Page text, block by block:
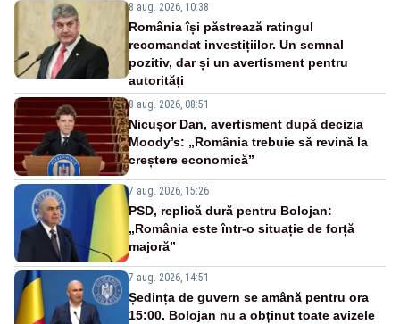
8 aug. 2026, 10:38
România își păstrează ratingul
recomandat investițiilor. Un semnal
pozitiv, dar și un avertisment pentru
autorități
8 aug. 2026, 08:51
Nicușor Dan, avertisment după decizia
Moody’s: „România trebuie să revină la
creștere economică”
7 aug. 2026, 15:26
PSD, replică dură pentru Bolojan:
„România este într-o situație de forță
majoră”
7 aug. 2026, 14:51
Ședința de guvern se amână pentru ora
15:00. Bolojan nu a obținut toate avizele